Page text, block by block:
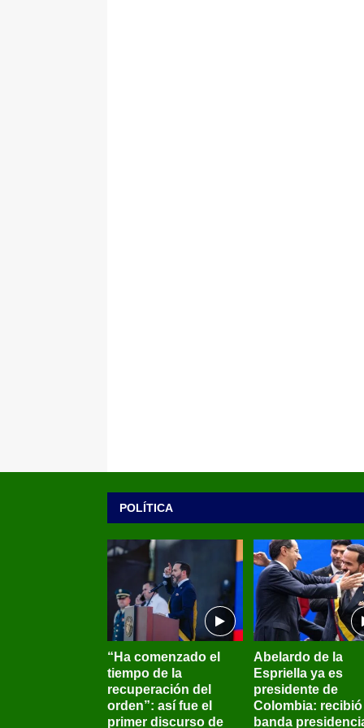
POLÍTICA
“Ha comenzado el
tiempo de la
recuperación del
orden”: así fue el
primer discurso de
Abelardo de la
Espriella ya es
presidente de
Colombia: recibió
banda